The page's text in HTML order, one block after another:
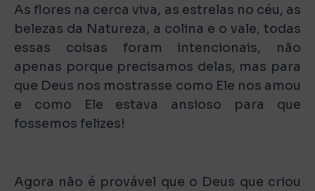
As flores na cerca viva, as estrelas no céu, as
belezas da Natureza, a colina e o vale, todas
essas coisas foram intencionais, não
apenas porque precisamos delas, mas para
que Deus nos mostrasse como Ele nos amou
e como Ele estava ansioso para que
fossemos felizes!
Agora não é provável que o Deus que criou